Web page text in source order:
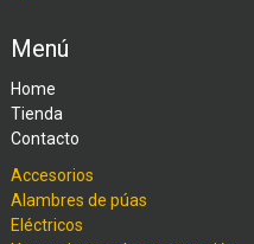
Menú
Home
Tienda
Contacto
Accesorios
Alambres de púas
Eléctricos